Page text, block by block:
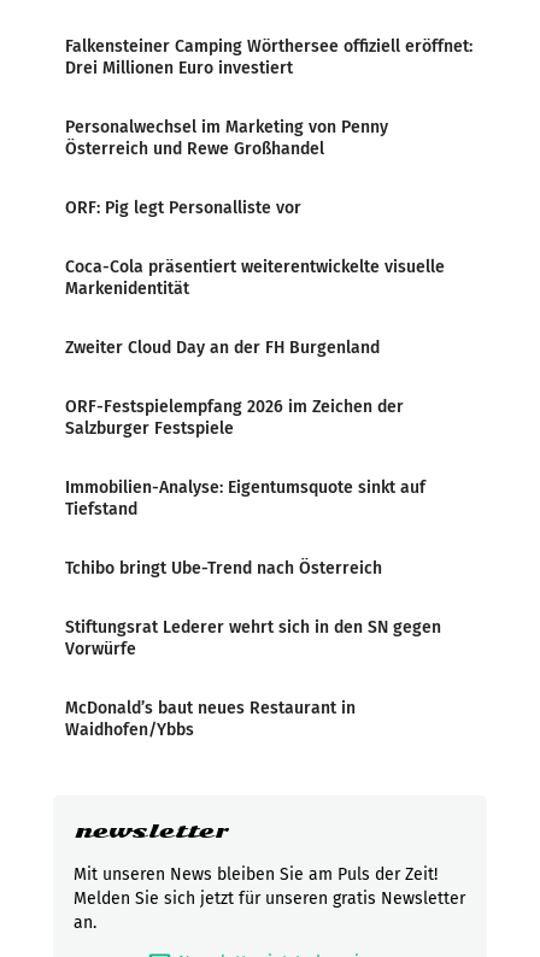
Falkensteiner Camping Wörthersee offiziell eröffnet:
Drei Millionen Euro investiert
Personalwechsel im Marketing von Penny
Österreich und Rewe Großhandel
ORF: Pig legt Personalliste vor
Coca-Cola präsentiert weiterentwickelte visuelle
Markenidentität
Zweiter Cloud Day an der FH Burgenland
ORF-Festspielempfang 2026 im Zeichen der
Salzburger Festspiele
Immobilien-Analyse: Eigentumsquote sinkt auf
Tiefstand
Tchibo bringt Ube-Trend nach Österreich
Stiftungsrat Lederer wehrt sich in den SN gegen
Vorwürfe
McDonald’s baut neues Restaurant in
Waidhofen/Ybbs
newsletter
Mit unseren News bleiben Sie am Puls der Zeit!
Melden Sie sich jetzt für unseren gratis Newsletter
an.